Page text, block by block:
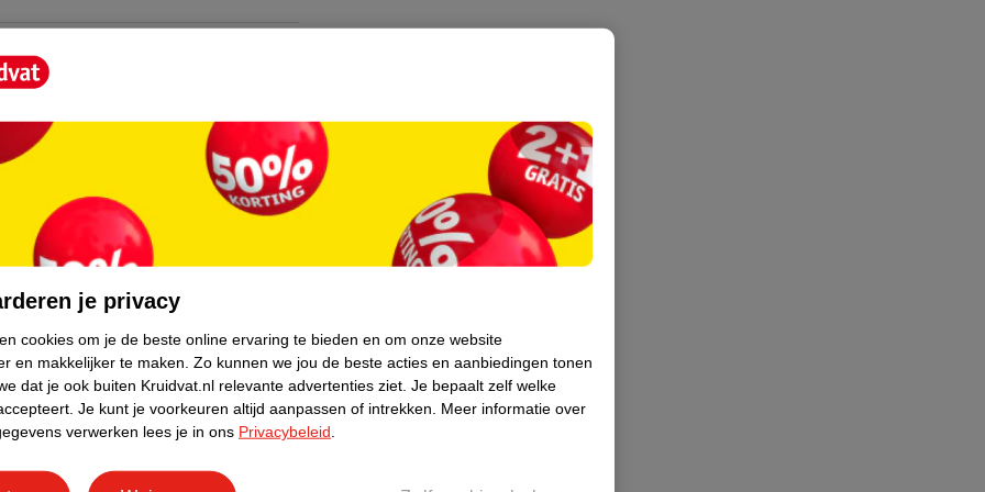
bevestiging op een wieg,
moedigt de ontwikkeling van je baby
kennismaken met de kleurrijke
je privacy
cookies om je de beste online ervaring te bieden en om onze website
en makkelijker te maken. Zo kunnen we jou de beste acties en aanbiedingen tonen
dat je ook buiten Kruidvat.nl relevante advertenties ziet. Je bepaalt zelf welke
Je kunt je voorkeuren altijd aanpassen of intrekken.
Meer informatie over
verwerken lees je in ons Privacybeleid